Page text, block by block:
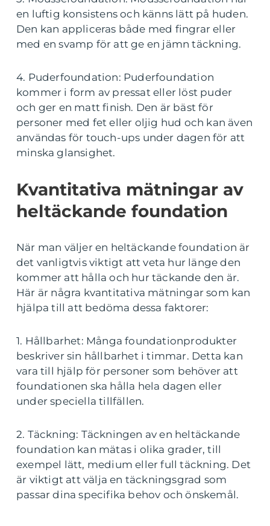
en luftig konsistens och känns lätt på huden.
Den kan appliceras både med fingrar eller
med en svamp för att ge en jämn täckning.
4. Puderfoundation: Puderfoundation
kommer i form av pressat eller löst puder
och ger en matt finish. Den är bäst för
personer med fet eller oljig hud och kan även
användas för touch-ups under dagen för att
minska glansighet.
Kvantitativa mätningar av
heltäckande foundation
När man väljer en heltäckande foundation är
det vanligtvis viktigt att veta hur länge den
kommer att hålla och hur täckande den är.
Här är några kvantitativa mätningar som kan
hjälpa till att bedöma dessa faktorer:
1. Hållbarhet: Många foundationprodukter
beskriver sin hållbarhet i timmar. Detta kan
vara till hjälp för personer som behöver att
foundationen ska hålla hela dagen eller
under speciella tillfällen.
2. Täckning: Täckningen av en heltäckande
foundation kan mätas i olika grader, till
exempel lätt, medium eller full täckning. Det
är viktigt att välja en täckningsgrad som
passar dina specifika behov och önskemål.